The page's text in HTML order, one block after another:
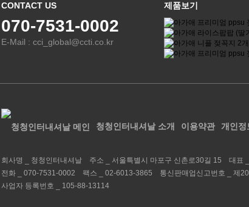
CONTACT US
070-7531-0002
E-Mail : cci_global@ccti.co.kr
제품보기
청청인터내셔날 소개 이용약관 개인정
회사명 _ 청청인터내셔날 주소 _ 서울특별시 마포구 신촌로30길 15 대표 _
전화 _
070-7531-0002 팩스 _ 02-6013-3865 통신판매업신고번호 _
제
사업자 등록번호 _
105-88-13114